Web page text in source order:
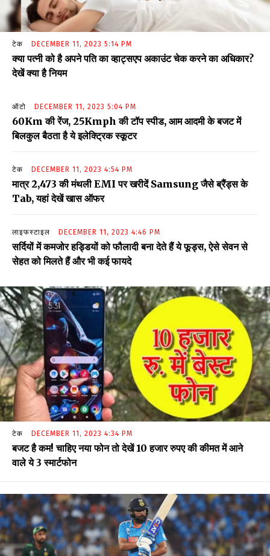
टेक DECEMBER 11, 2023 5:14 PM
क्या पत्नी को है अपने पति का व्हाट्सएप अकाउंट चेक करने का अधिकार?
देखें क्या है नियम
ऑटो DECEMBER 11, 2023 5:04 PM
60Km की रेंज, 25Kmph की टॉप स्पीड, आम आदमी के बजट में
बिलकुल बैठता है ये इलेक्ट्रिक स्कूटर
टेक DECEMBER 11, 2023 4:54 PM
मात्र ₹2,473 की मंथली EMI पर खरीदें Samsung जैसे ब्रैंड्स के
Tab, यहां देखें खास ऑफर
लाइफस्टाइल DECEMBER 11, 2023 4:46 PM
सर्दियों में कमजोर हड्डियों को फौलादी बना देते हैं ये फूड्स, ऐसे सेवन से
सेहत को मिलते हैं और भी कई फायदे
टेक DECEMBER 11, 2023 4:34 PM
बजट है कम! चाहिए नया फोन तो देखें 10 हजार रुपए की कीमत में आने
वाले ये 3 स्मार्टफोन